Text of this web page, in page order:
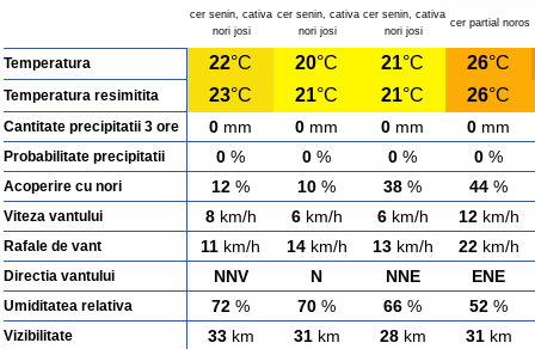
cer senin, cativa
nori josi
cer senin, cativa
nori josi
cer senin, cativa
nori josi
cer partial noros
Temperatura 22°C 20°C 21°C 26°C
Temperatura resimitita 23°C 21°C 21°C 26°C
Cantitate precipitatii 3 ore 0 mm 0 mm 0 mm 0 mm
Probabilitate precipitatii 0 % 0 % 0 % 0 %
Acoperire cu nori 12 % 10 % 38 % 44 %
Viteza vantului 8km/h 6km/h 6km/h 12km/h
Rafale de vant 11 km/h 14km/h 13km/h 22km/h
Directia vantului NNV N NNE ENE
Umiditatea relativa 72 % 70 % 66 % 52 %
Vizibilitate 33km 31km 28km 31km